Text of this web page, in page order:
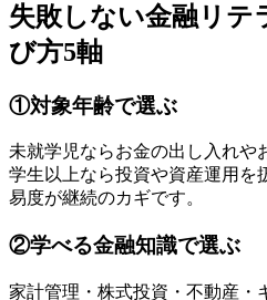
失敗しない金融リテ
び方5軸
①対象年齢で選ぶ
未就学児ならお金の出し入れや
学生以上なら投資や資産運用を
易度が継続のカギです。
②学べる金融知識で選ぶ
家計管理・株式投資・不動産・